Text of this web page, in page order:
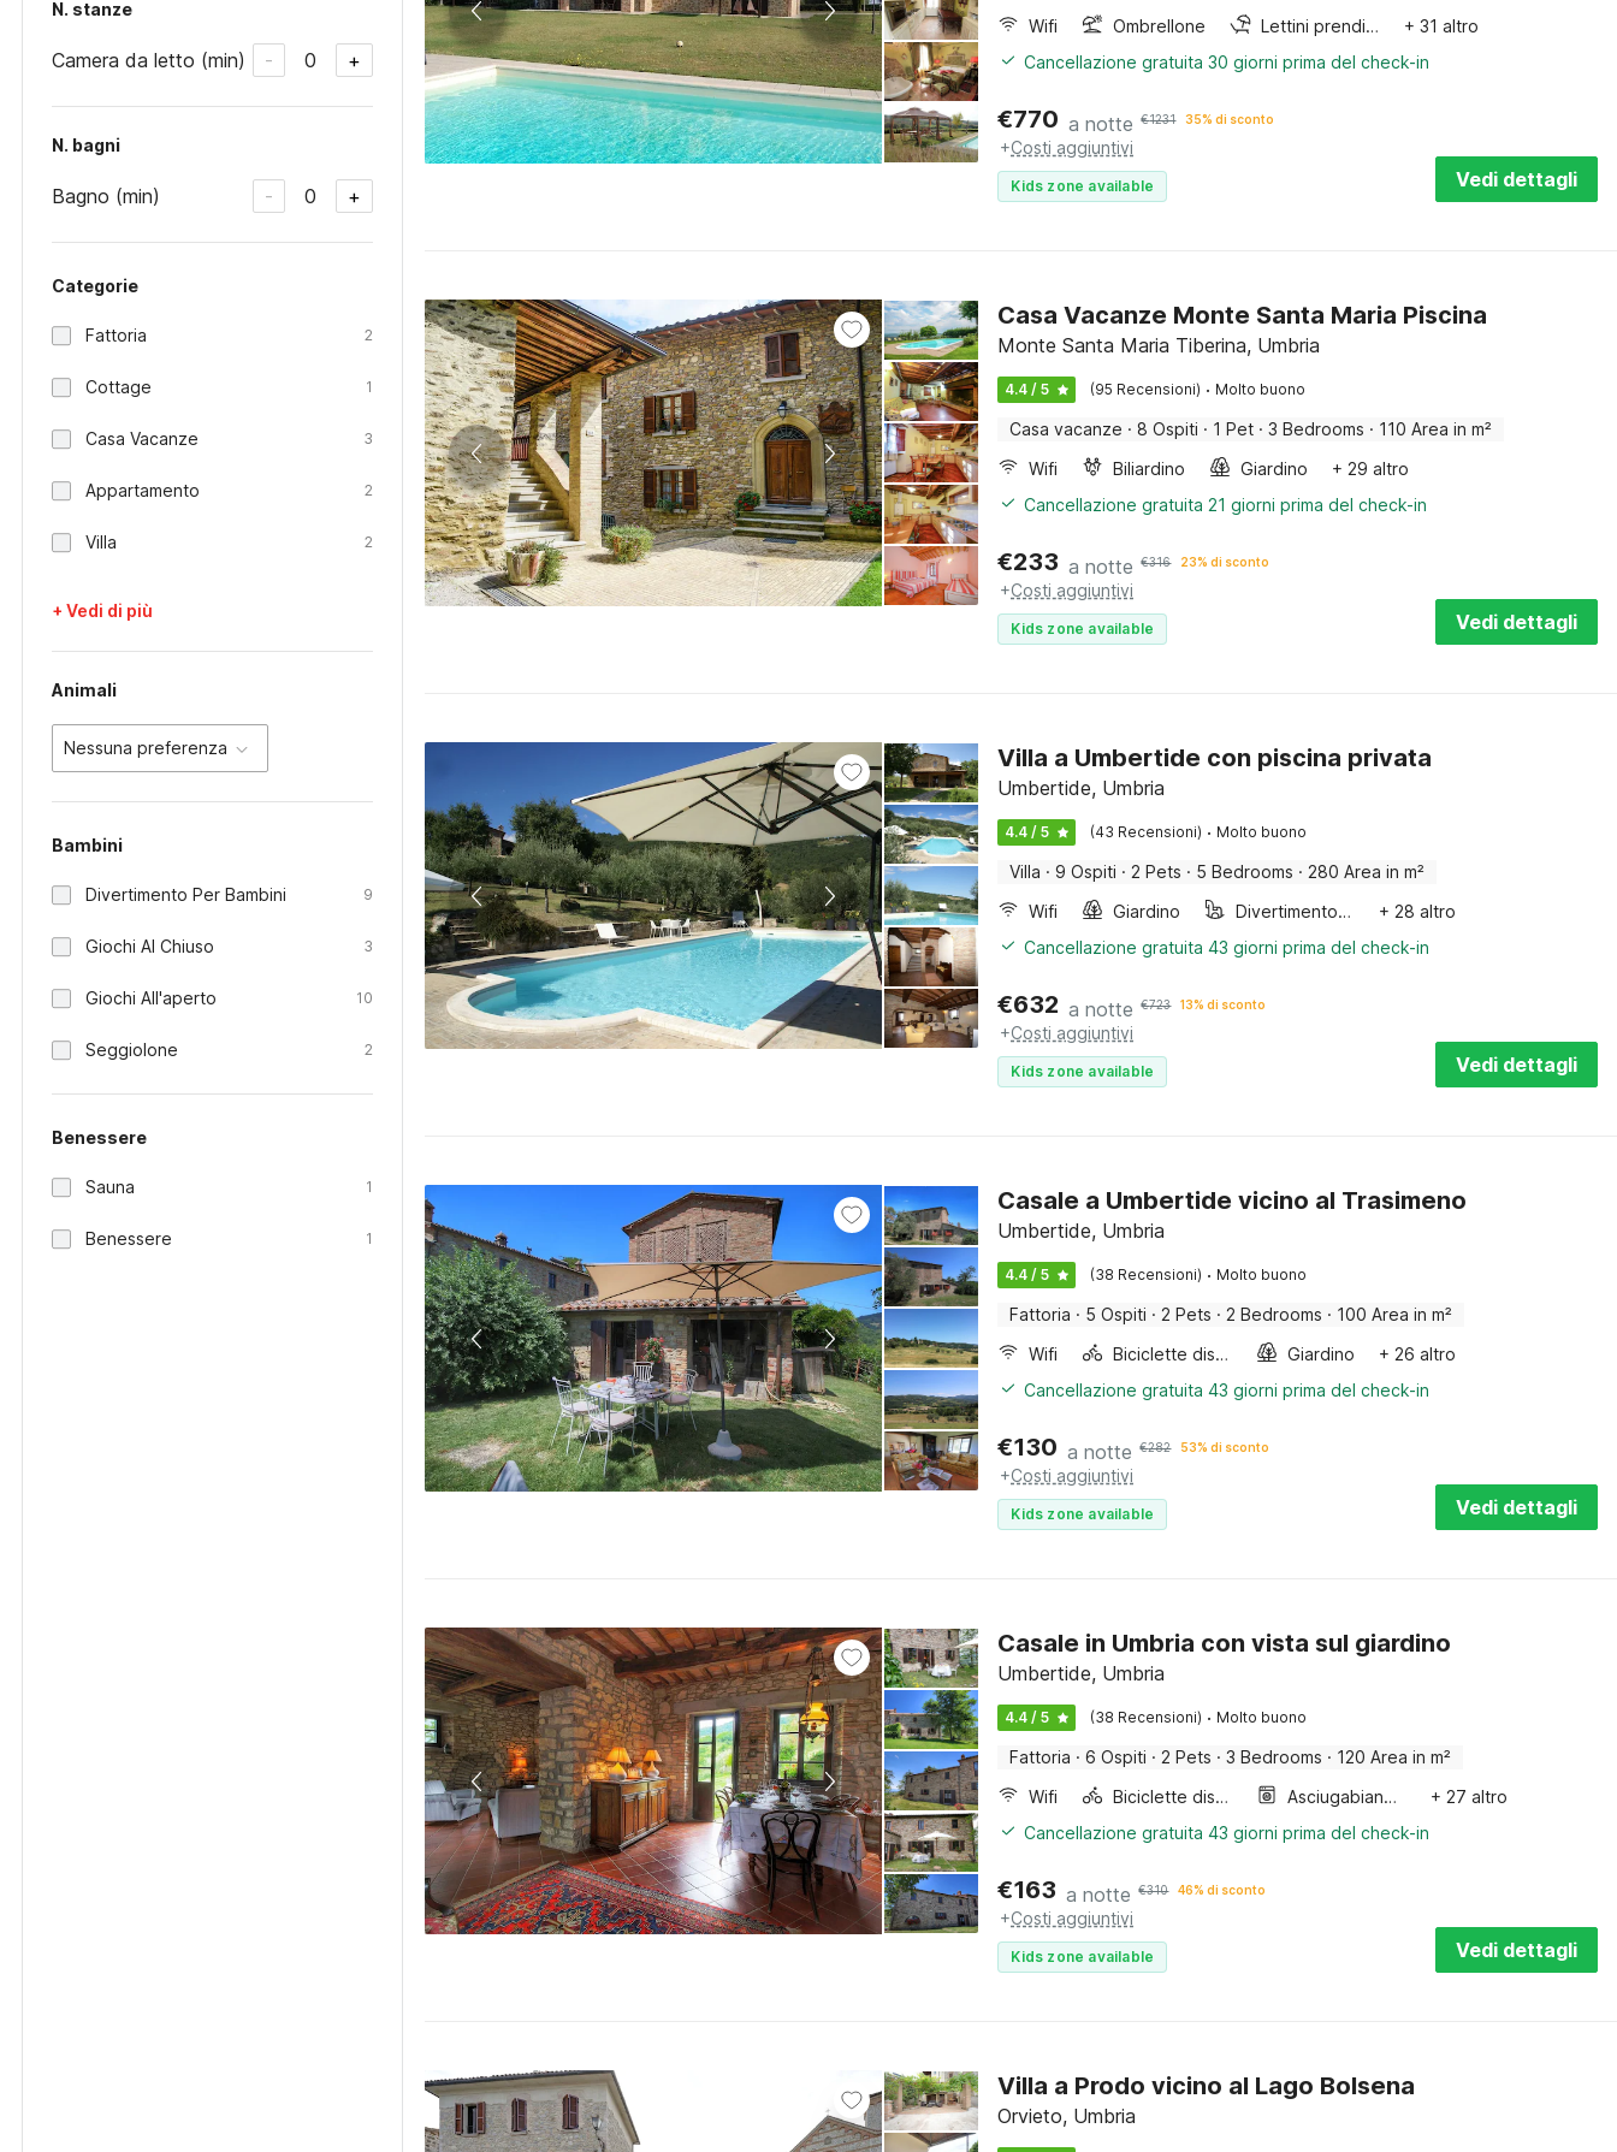
N. stanze
Camera da letto (min) - 0 +
N. bagni
Bagno (min) - 0 +
Categorie
Fattoria 2
Cottage 1
Casa Vacanze 3
Appartamento 2
Villa 2
+ Vedi di più
Animali
Nessuna preferenza
Bambini
Divertimento Per Bambini 9
Giochi Al Chiuso 3
Giochi All'aperto 10
Seggiolone 2
Benessere
Sauna 1
Benessere 1
Wifi
Ombrellone Lettini prendisole
+ 31 altro
Cancellazione gratuita 30 giorni prima del check-in
€770 a notte €1231 35% di sconto
+Costi aggiuntivi
Kids zone available Vedi dettagli
Casa Vacanze Monte Santa Maria Piscina
Monte Santa Maria Tiberina, Umbria
4.4 / 5 (95 Recensioni) · Molto buono
Casa vacanze · 8 Ospiti · 1 Pet · 3 Bedrooms · 110 Area in m²
Wifi
Biliardino Giardino
+ 29 altro
Cancellazione gratuita 21 giorni prima del check-in
€233 a notte €316 23% di sconto
+Costi aggiuntivi
Kids zone available Vedi dettagli
Villa a Umbertide con piscina privata
Umbertide, Umbria
4.4 / 5 (43 Recensioni) · Molto buono
Villa · 9 Ospiti · 2 Pets · 5 Bedrooms · 280 Area in m²
Wifi
Giardino Divertimento per bambini
+ 28 altro
Cancellazione gratuita 43 giorni prima del check-in
€632 a notte €723 13% di sconto
+Costi aggiuntivi
Kids zone available Vedi dettagli
Casale a Umbertide vicino al Trasimeno
Umbertide, Umbria
4.4 / 5 (38 Recensioni) · Molto buono
Fattoria · 5 Ospiti · 2 Pets · 2 Bedrooms · 100 Area in m²
Wifi
Biciclette disponibili Giardino
+ 26 altro
Cancellazione gratuita 43 giorni prima del check-in
€130 a notte €282 53% di sconto
+Costi aggiuntivi
Kids zone available Vedi dettagli
Casale in Umbria con vista sul giardino
Umbertide, Umbria
4.4 / 5 (38 Recensioni) · Molto buono
Fattoria · 6 Ospiti · 2 Pets · 3 Bedrooms · 120 Area in m²
Wifi
Biciclette disponibili Asciugabiancheria
+ 27 altro
Cancellazione gratuita 43 giorni prima del check-in
€163 a notte €310 46% di sconto
+Costi aggiuntivi
Kids zone available Vedi dettagli
Villa a Prodo vicino al Lago Bolsena
Orvieto, Umbria